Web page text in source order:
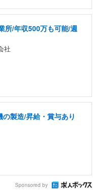
所/年収500万も可能/週
社
製造/昇給・賞与あり
Sponsored by